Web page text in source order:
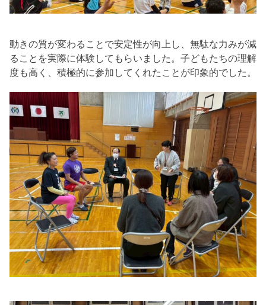
動きの質が変わることで安定性が向上し、無駄な力みが減
ることを実際に体験してもらいました。子どもたちの理解
度も高く、積極的に参加してくれたことが印象的でした。